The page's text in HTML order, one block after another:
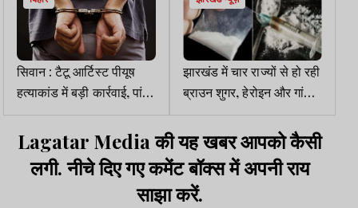
सिवान : टैटू आर्टिस्ट पीयूष
हत्याकांड में बड़ी कार्रवाई, पांच
गिरफ्तार
झारखंड में चार राज्यों से हो रही
ब्राउन शुगर, हेरोइन और गांजा
की तस्करी
Lagatar Media की यह खबर आपको कैसी
लगी. नीचे दिए गए कमेंट बॉक्स में अपनी राय
साझा करें.